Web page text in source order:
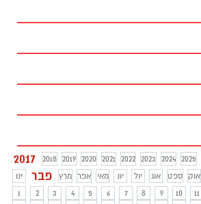
2017 2018 2019 2020 2021 2022 2023 2024 2025
ינו
פבר מרץ אפר מאי יונ יול אוג ספט אוק
1
2 3 4 5 6 7 8 9 10 11